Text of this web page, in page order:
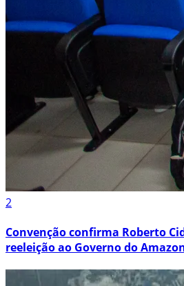
2
Convenção confirma Roberto
reeleição ao Governo do